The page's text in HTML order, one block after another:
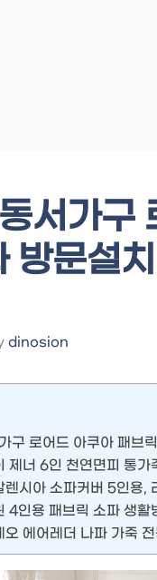
서가구
방문설
dinosion
구 로어드 아쿠아 패브
제너 6인 천연면피 통
렌시아 소파커버 5인용,
4인용 패브릭 소파 생
오 에어레더 나파 가죽